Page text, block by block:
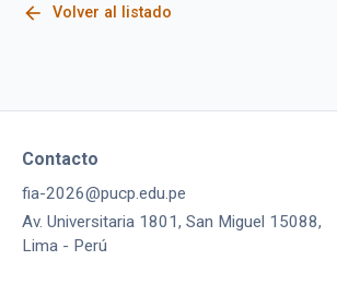
arrow_back Volver al listado
Contacto
fia-2026@pucp.edu.pe
Av. Universitaria 1801, San Miguel 15088,
Lima - Perú